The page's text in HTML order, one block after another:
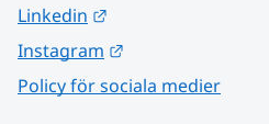
Linkedin
Instagram
Policy för sociala medier